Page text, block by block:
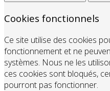
Cookies fonctionnels
Ce site utilise des cookies
fonctionnement et ne
systèmes. Nous ne les
ces cookies sont bloqués,
pourront pas fonctionner.